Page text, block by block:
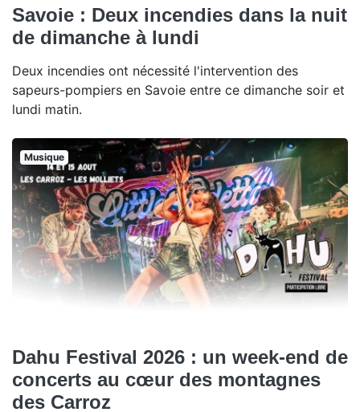
Savoie : Deux incendies dans la nuit
de dimanche à lundi
Deux incendies ont nécessité l'intervention des
sapeurs-pompiers en Savoie entre ce dimanche soir et
lundi matin.
Musique
Dahu Festival 2026 : un week-end de
concerts au cœur des montagnes
des Carroz